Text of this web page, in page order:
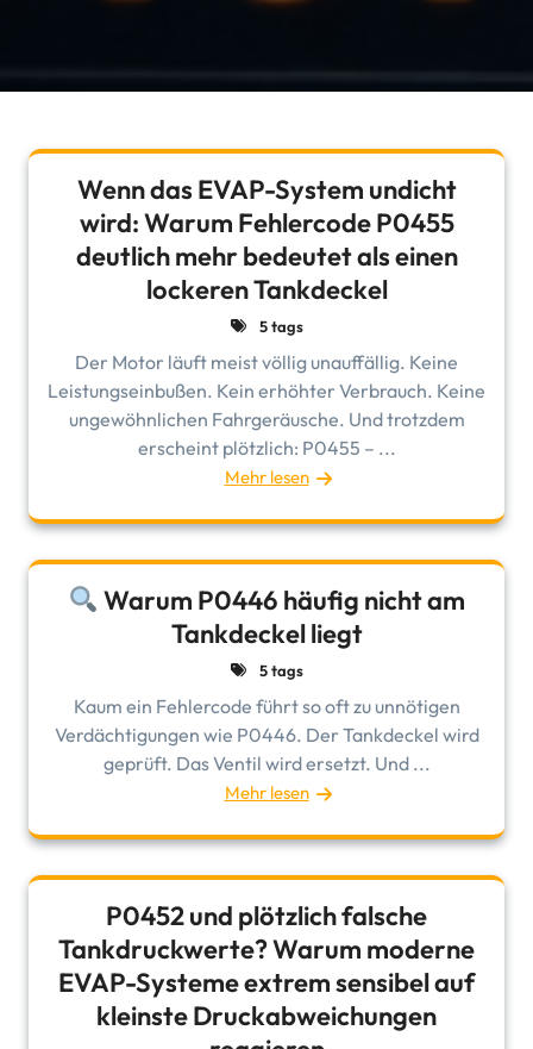
Wenn das EVAP-System undicht
wird: Warum Fehlercode P0455
deutlich mehr bedeutet als einen
lockeren Tankdeckel
5 tags
Der Motor läuft meist völlig unauffällig. Keine
Leistungseinbußen. Kein erhöhter Verbrauch. Keine
ungewöhnlichen Fahrgeräusche. Und trotzdem
erscheint plötzlich: P0455 – ...
Mehr lesen
Warum P0446 häufig nicht am
Tankdeckel liegt
5 tags
Kaum ein Fehlercode führt so oft zu unnötigen
Verdächtigungen wie P0446. Der Tankdeckel wird
geprüft. Das Ventil wird ersetzt. Und ...
Mehr lesen
P0452 und plötzlich falsche
Tankdruckwerte? Warum moderne
EVAP-Systeme extrem sensibel auf
kleinste Druckabweichungen